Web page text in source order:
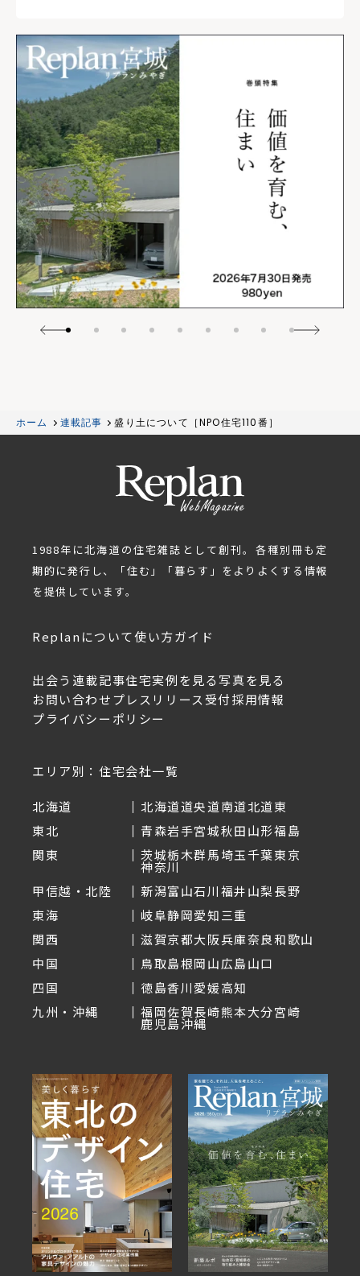
ホーム 連載記事 盛り土について［NPO住宅110番］
1988年に北海道の住宅雑誌として創刊。各種別冊も定
期的に発行し、「住む」「暮らす」をよりよくする情報
を提供しています。
Replanについて使い方ガイド
出会う 連載記事住宅実例を見る写真を見る
お問い合わせ プレスリリース受付採用情報
プライバシーポリシー
エリア別：住宅会社一覧
北海道 北海道道央道南道北道東
東北
青森岩手宮城秋田山形福島
関東
茨城栃木群馬埼玉千葉東京
神奈川
甲信越・北陸
新潟富山石川福井山梨長野
東海
岐阜静岡愛知三重
関西
滋賀京都大阪兵庫奈良和歌山
中国
鳥取島根岡山広島山口
四国
徳島香川愛媛高知
九州・沖縄
福岡佐賀長崎熊本大分宮崎
鹿児島沖縄